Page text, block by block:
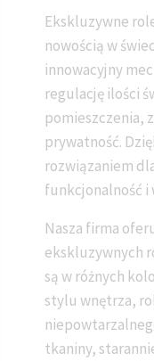
Ekskluzywne
nowością w
innowacyjny
regulację ilości
pomieszczenia,
prywatność.
rozwiązaniem
funkcjonalność i
Nasza firma
ekskluzywnych
są w różnych
stylu wnętrza,
tkaniny,